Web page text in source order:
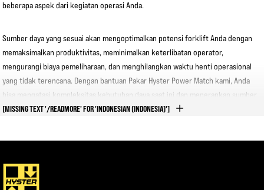
beberapa aspek dari kegiatan operasi Anda.
Sumber daya yang sesuai akan mengoptimalkan potensi forklift Anda dengan
memaksimalkan produktivitas, meminimalkan keterlibatan operator,
mengurangi biaya pemeliharaan, dan menghilangkan waktu henti operasional
yang tidak terencana. Dengan bantuan Pakar Hyster Power Match kami, Anda
bisa mengatasi kompleksitas kebutuhan daya saat ini dan menerapkan sumber
daya yang ideal bagi diri Anda.
Pembakaran internal
[MISSING TEXT '/READMORE' FOR 'INDONESIAN (INDONESIA)']